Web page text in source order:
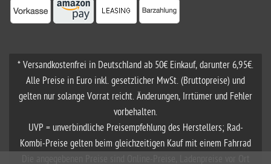
* Versandkostenfrei in Deutschland ab 50€ Einkauf, darunter 6,95€.
Alle Preise in Euro inkl. gesetzlicher MwSt. (Bruttopreise) und
gelten nur solange Vorrat reicht. Änderungen, Irrtümer und Fehler
vorbehalten.
UVP = unverbindliche Preisempfehlung des Herstellers; Rad-
Kombi-Preise gelten beim gleichzeitigen Kauf mit einem Fahrrad